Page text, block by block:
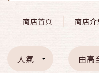
商店首頁 商店介
人氣 由高